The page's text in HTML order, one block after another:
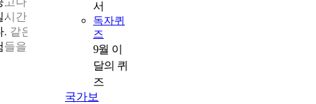
서
독자퀴
즈
9월 이
달의 퀴
즈
국가보
시간으로 수렴하고 있습니다. 멘토링 제도 역시 호응이 좋습니
. 같은 길을 걸어간 선배들이 자신들이 부딪히며 얻은 소중한 경
들을 전해 듣는 것은 전직 준비에 큰 도움이 되기 때문입니다.